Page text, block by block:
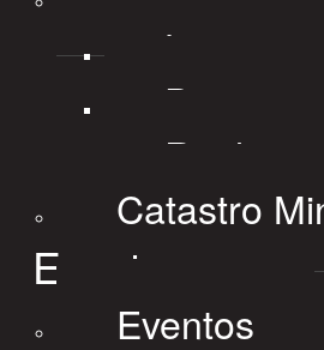
Leyes
Decretos
Catastro
Eventos
Eventos